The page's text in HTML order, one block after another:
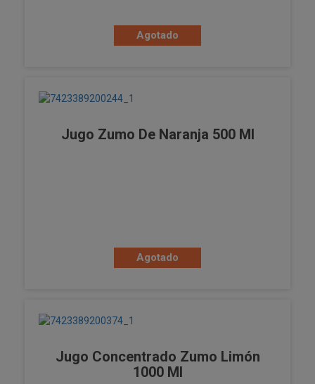
Agotado
Jugo Zumo De Naranja 500 Ml
Agotado
Jugo Concentrado Zumo Limón
1000 Ml